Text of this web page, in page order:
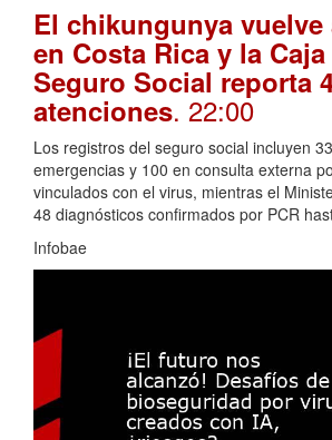
El chikungunya
en Costa Rica y la
Seguro Social reporta
atenciones. 22:00
Los registros del seguro social incluyen
emergencias y 100 en consulta externa
vinculados con el virus, mientras el
48 diagnósticos confirmados por PCR
Infobae